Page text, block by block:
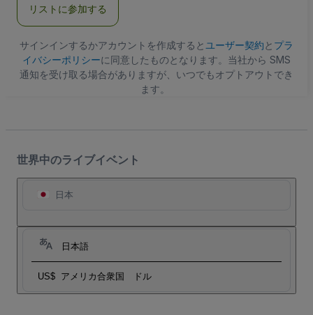
ア
ス
リストに参加する
サインインするかアカウントを作成すると ユーザー契約と プラ
イバシーポリシーに同意したものとなります。当社から SMS
通知を受け取る場合がありますが、いつでもオプトアウトでき
ます。
世界中のライブイベント
日本
日本語
US$ アメリカ合衆国 ドル